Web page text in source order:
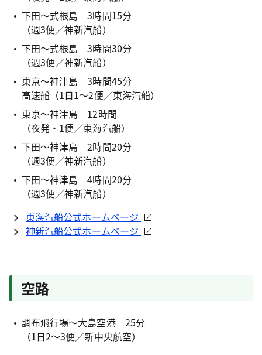
下田～式根島 3時間15分
（週3便／神新汽船）
下田～式根島 3時間30分
（週3便／神新汽船）
東京～神津島 3時間45分
高速船（1日1～2便／東海汽船）
東京～神津島 12時間
（夜発・1便／東海汽船）
下田～神津島 2時間20分
（週3便／神新汽船）
下田～神津島 4時間20分
（週3便／神新汽船）
東海汽船公式ホームページ
神新汽船公式ホームページ
空路
調布飛行場～大島空港 25分
（1日2～3便／新中央航空）